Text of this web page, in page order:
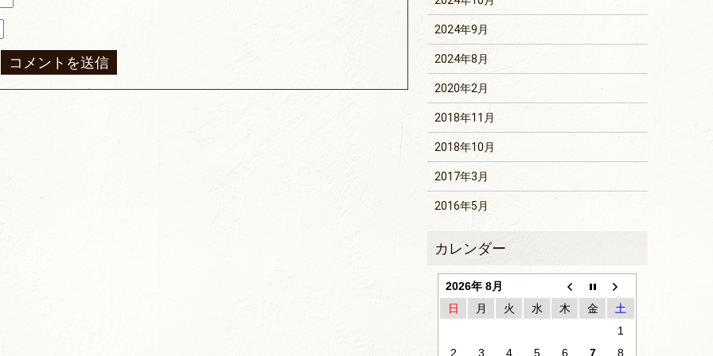
2024年9月
2024年8月
2020年2月
2018年11月
2018年10月
2017年3月
2016年5月
2026年 8月
日
月 火 水 木 金
土
1
2
3 4 5 6 7 8